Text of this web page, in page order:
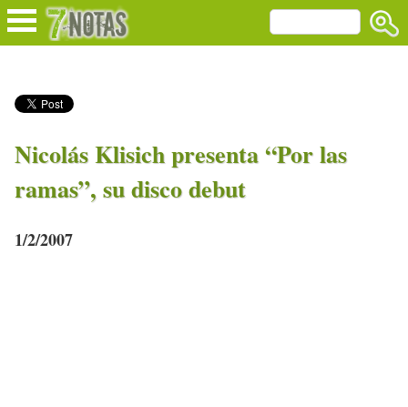
Nicolás Klisich presenta “Por las
ramas”, su disco debut
1/2/2007